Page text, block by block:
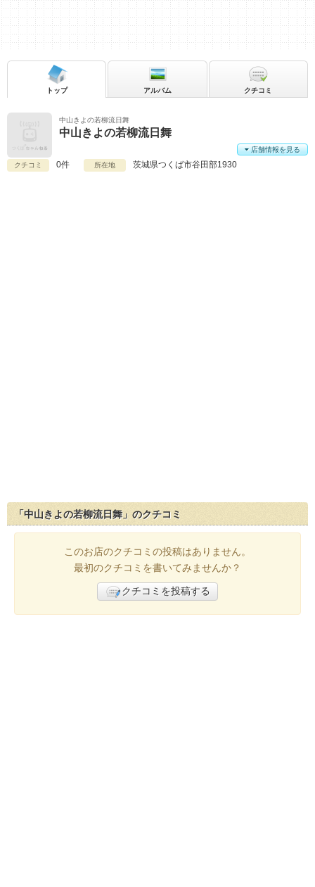
中山きよの若柳流日舞
中山きよの若柳流日舞
クチコミ 0件 所在地 茨城県つくば市谷田部1930
店舗情報を見る
トップ アルバム クチコミ
「中山きよの若柳流日舞」のクチコミ
このお店のクチコミの投稿はありません。
最初のクチコミを書いてみませんか？
クチコミを投稿する